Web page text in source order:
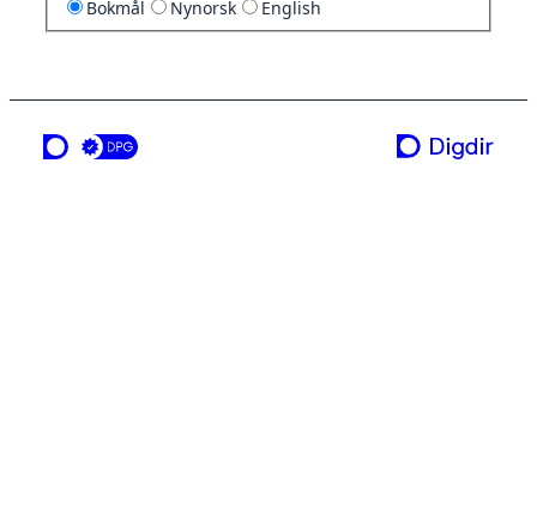
Bokmål Nynorsk English